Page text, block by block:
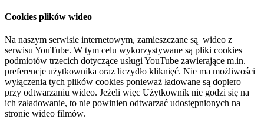
Cookies plików wideo
Na naszym serwisie internetowym, zamieszczane są wideo z
serwisu YouTube. W tym celu wykorzystywane są pliki cookies
podmiotów trzecich dotyczące usługi YouTube zawierające m.in.
preferencje użytkownika oraz liczydło kliknięć. Nie ma możliwości
wyłączenia tych plików cookies ponieważ ładowane są dopiero
przy odtwarzaniu wideo. Jeżeli więc Użytkownik nie godzi się na
ich załadowanie, to nie powinien odtwarzać udostępnionych na
stronie wideo filmów.